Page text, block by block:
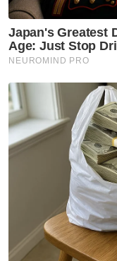
dia. Saya tidak
mengawal apa
Artikel
Desas-desus
'Pas tak
Masalah
"Kalau netizen
mereka tidak
pun ada
bila baca-
tetap terguris.
percakapan,”